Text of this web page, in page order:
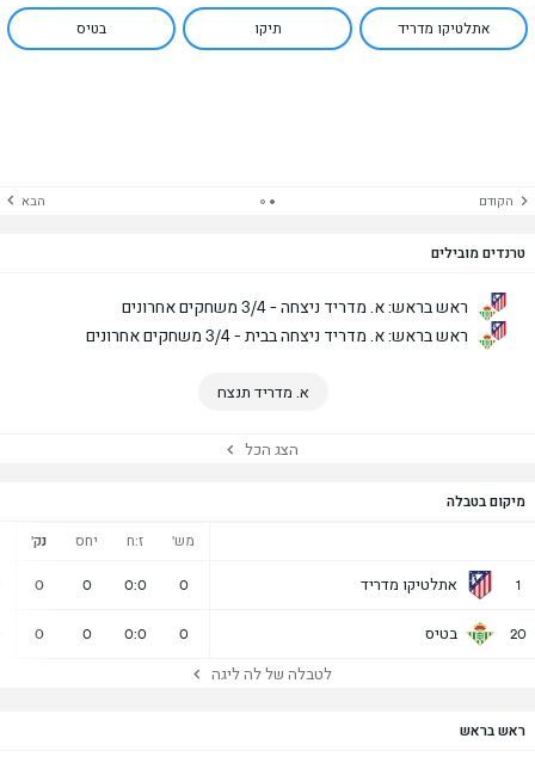
אתלטיקו מדריד תיקו בטיס
הקודם הבא
טרנדים מובילים
ראש בראש: א. מדריד ניצחה - 3/4 משחקים אחרונים
ראש בראש: א. מדריד ניצחה בבית - 3/4 משחקים אחרונים
א. מדריד תנצח
הצג הכל
מיקום בטבלה
מש' ז:ח יחס נק'
1 אתלטיקו מדריד 0
0:0
0
0
20 בטיס 0
0:0
0
0
לטבלה של לה ליגה
ראש בראש